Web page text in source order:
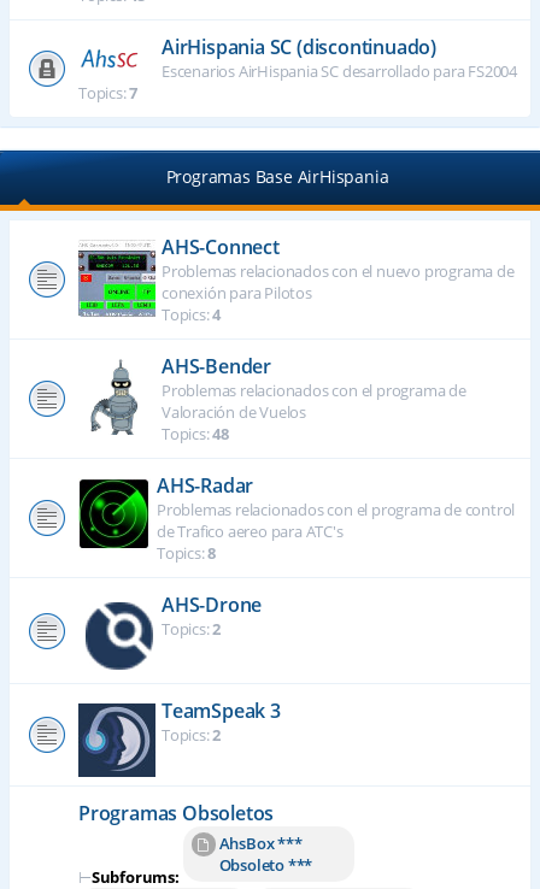
AirHispania SC (discontinuado)
Escenarios AirHispania SC desarrollado para FS2004
Topics:7
Programas Base AirHispania
AHS-Connect
Problemas relacionados con el nuevo programa de
conexión para Pilotos
Topics:4
AHS-Bender
Problemas relacionados con el programa de
Valoración de Vuelos
Topics:48
AHS-Radar
Problemas relacionados con el programa de control
de Trafico aereo para ATC's
Topics:8
AHS-Drone
Topics:2
TeamSpeak 3
Topics:2
Programas Obsoletos
⊢Subforums:
AhsBox ***
Obsoleto ***